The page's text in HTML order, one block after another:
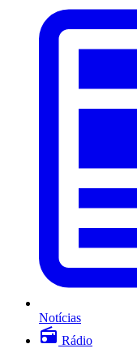
Notícias
Rádio